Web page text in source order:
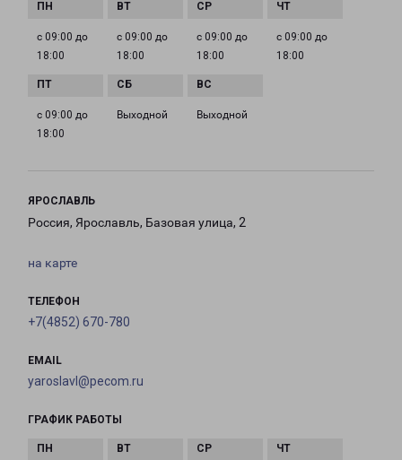
с 09:00 до
18:00
с 09:00 до
18:00
с 09:00 до
18:00
с 09:00 до
18:00
с 09:00 до
18:00
Выходной Выходной
ЯРОСЛАВЛЬ
Россия, Ярославль, Базовая улица, 2
на карте
ТЕЛЕФОН
+7(4852) 670-780
EMAIL
yaroslavl@pecom.ru
ГРАФИК РАБОТЫ